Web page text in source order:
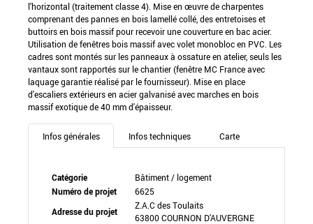
l'horizontal (traitement classe 4). Mise en œuvre de charpentes
comprenant des pannes en bois lamellé collé, des entretoises et
buttoirs en bois massif pour recevoir une couverture en bac acier.
Utilisation de fenêtres bois massif avec volet monobloc en PVC. Les
cadres sont montés sur les panneaux à ossature en atelier, seuls les
vantaux sont rapportés sur le chantier (fenêtre MC France avec
laquage garantie réalisé par le fournisseur). Mise en place
d'escaliers extérieurs en acier galvanisé avec marches en bois
massif exotique de 40 mm d'épaisseur.
Infos générales Infos techniques Carte
Catégorie
Bâtiment / logement
Numéro de projet
6625
Adresse du projet
Z.A.C des Toulaits
63800 COURNON D'AUVERGNE